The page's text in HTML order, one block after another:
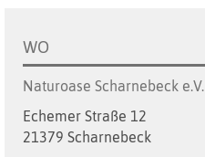
WO
Naturoase Scharnebeck e.V.
Echemer Straße 12
21379 Scharnebeck